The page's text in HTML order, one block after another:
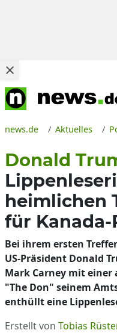
news.de Aktuelles
Donald
heimlichen
für
Bei ihrem ersten
US-Präsident Donald
Mark Carney mit einer
"The Don" seinem
enthüllt eine
Erstellt von Tobias